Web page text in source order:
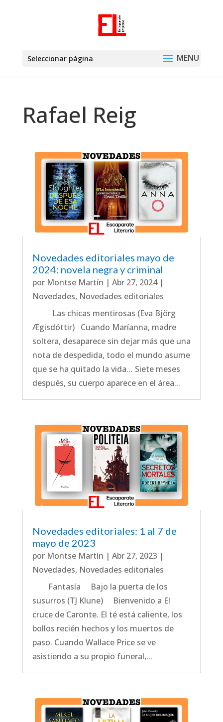
Seleccionar página
Rafael Reig
Novedades editoriales mayo de
2024: novela negra y criminal
por Montse Martín | Abr 27, 2024|
Novedades, Novedades editoriales
Las chicas mentirosas (Eva Björg
Ægisdóttir) Cuando Maríanna, madre
soltera, desaparece sin dejar más que una
nota de despedida, todo el mundo asume
que se ha quitado la vida… Siete meses
después, su cuerpo aparece en el área...
Novedades editoriales: 1 al 7 de
mayo de 2023
por Montse Martín | Abr 27, 2023 |
Novedades, Novedades editoriales
Fantasía Bajo la puerta de los
susurros (TJ Klune) Bienvenido a El
cruce de Caronte. El té está caliente, los
bollos recién hechos y los muertos de
paso. Cuando Wallace Price se ve
asistiendo a su propio funeral,...